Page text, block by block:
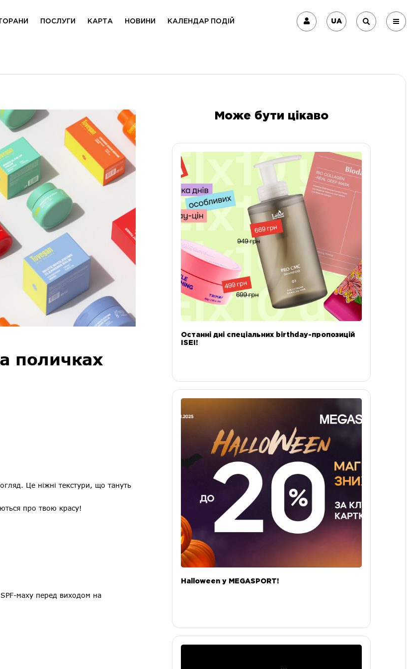
ПОСЛУГИ КАРТА НОВИНИ КАЛЕНДАР ПОДІЙ UA
поличках
Це ніжні текстури, що тануть
про твою красу!
маху перед виходом на
Може бути цікаво
Останні дні спеціальних birthday-пропозицій
ISEI!
Halloween у MEGASPORT!